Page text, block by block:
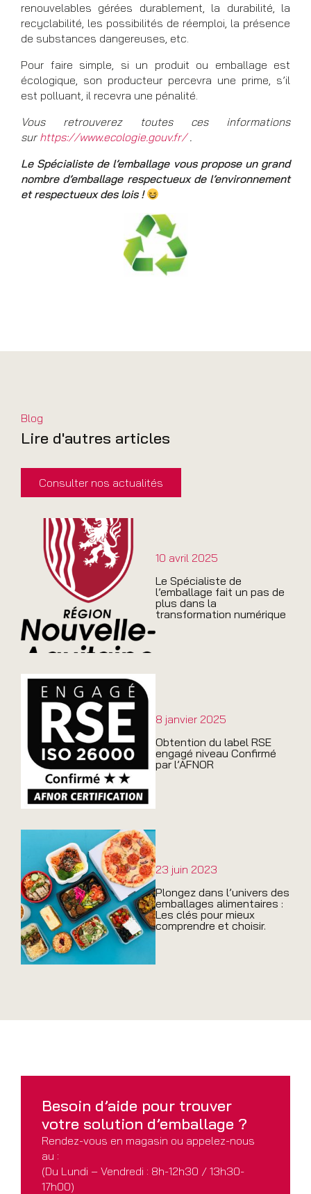
renouvelables gérées durablement, la durabilité, la
recyclabilité, les possibilités de réemploi, la présence
de substances dangereuses, etc.
Pour faire simple, si un produit ou emballage est
écologique, son producteur percevra une prime, s’il
est polluant, il recevra une pénalité.
Vous retrouverez toutes ces informations
sur https://www.ecologie.gouv.fr/.
Le Spécialiste de l’emballage vous propose un grand
nombre d’emballage respectueux de l’environnement
et respectueux des lois !
Blog
Lire d'autres articles
Consulter nos actualités
10 avril 2025
Le Spécialiste de
l’emballage fait un pas de
plus dans la
transformation numérique
8 janvier 2025
Obtention du label RSE
engagé niveau Confirmé
par l’AFNOR
23 juin 2023
Plongez dans l’univers des
emballages alimentaires :
Les clés pour mieux
comprendre et choisir.
Besoin d’aide pour trouver
votre solution d’emballage ?
Rendez-vous en magasin ou appelez-nous
au :
(Du Lundi – Vendredi : 8h-12h30 / 13h30-
17h00)